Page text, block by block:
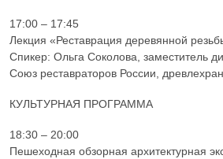
17:00 – 17:45
Лекция «Реставрация деревянной
Спикер: Ольга Соколова, заместитель
Союз реставраторов России,
КУЛЬТУРНАЯ ПРОГРАММА
18:30 – 20:00
Пешеходная обзорная архитектурная